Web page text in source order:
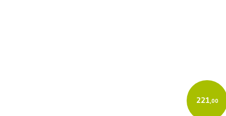
221,00